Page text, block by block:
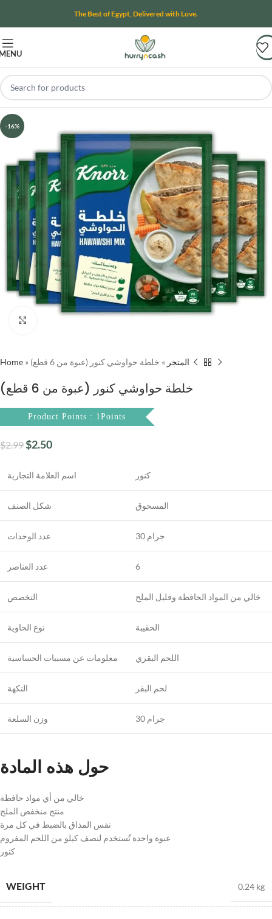
The Best of Egypt, Delivered with Love.
-16%
Home » المتجر » خلطة حواوشي كنور (عبوة من 6 قطع)
خلطة حواوشي كنور (عبوة من 6 قطع)
Product Points : 1Points
$2.99$2.50
اسم العلامة التجارية كنور
شكل الصنف المسحوق
عدد الوحدات 30 جرام
عدد العناصر 6
التخصص خالي من المواد الحافظة وقليل الملح
نوع الحاوية الحقيبة
معلومات عن مسببات الحساسية اللحم البقري
النكهة لحم البقر
وزن السلعة 30 جرام
حول هذه المادة
خالي من أي مواد حافظة
منتج منخفض الملح
نفس المذاق بالضبط في كل مرة
عبوة واحدة تُستخدم لنصف كيلو من اللحم المفروم
كنور
WEIGHT 0.24 kg